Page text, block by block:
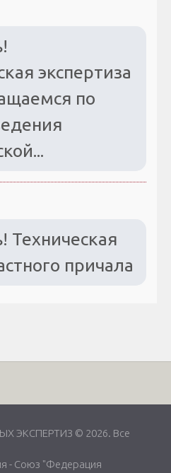
экспертиза
по
Техническая
причала
ЭКСПЕРТИЗ © 2026. Все
- Союз "Федерация